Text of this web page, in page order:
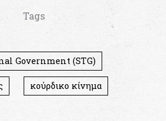
Tags
Government (STG)
κούρδικο κίνημα